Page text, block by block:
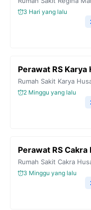
3 Hari yang lalu
Perawat RS
Rumah Sakit Karya
2 Minggu yang lalu
Perawat RS Cakra
Rumah Sakit Cakra
3 Minggu yang lalu